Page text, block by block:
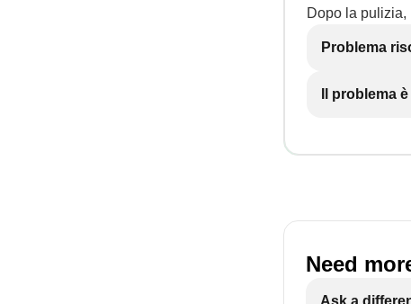
Dopo la pulizia,
Problema
Il problema
Need
Ask a